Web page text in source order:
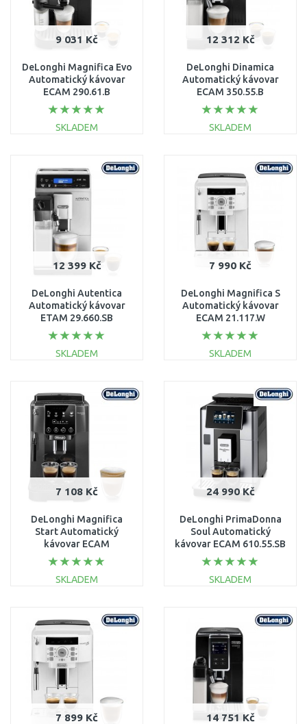
9 031 Kč
DeLonghi Magnifica Evo
Automatický kávovar
ECAM 290.61.B
SKLADEM
Porovnat
12 312 Kč
DeLonghi Dinamica
Automatický kávovar
ECAM 350.55.B
SKLADEM
Porovnat
12 399 Kč
DeLonghi Autentica
Automatický kávovar
ETAM 29.660.SB
SKLADEM
Porovnat
7 990 Kč
DeLonghi Magnifica S
Automatický kávovar
ECAM 21.117.W
SKLADEM
Porovnat
7 108 Kč
DeLonghi Magnifica
Start Automatický
kávovar ECAM
220.22.GB
SKLADEM
Porovnat
24 990 Kč
DeLonghi PrimaDonna
Soul Automatický
kávovar ECAM 610.55.SB
SKLADEM
Porovnat
7 899 Kč 14 751 Kč